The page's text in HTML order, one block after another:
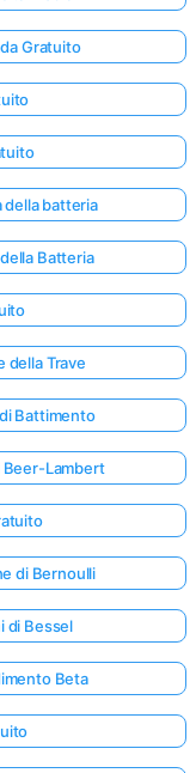
Gratuito
della batteria
Batteria
della Trave
Battimento
Beer-Lambert
di Bernoulli
di Bessel
Beta